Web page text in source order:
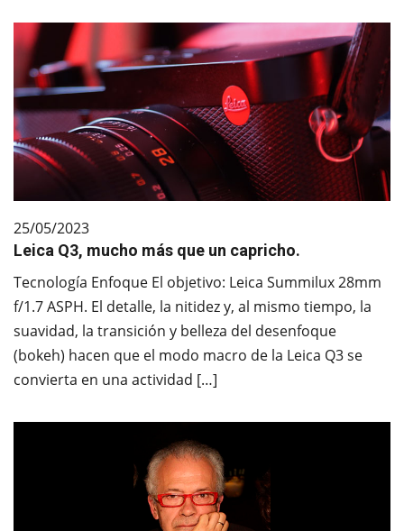
25/05/2023
Leica Q3, mucho más que un capricho.
Tecnología Enfoque El objetivo: Leica Summilux 28mm
f/1.7 ASPH. El detalle, la nitidez y, al mismo tiempo, la
suavidad, la transición y belleza del desenfoque
(bokeh) hacen que el modo macro de la Leica Q3 se
convierta en una actividad […]